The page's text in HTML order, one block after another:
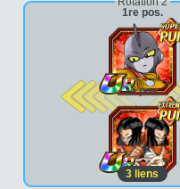
1re pos.
2e pos.
3 liens